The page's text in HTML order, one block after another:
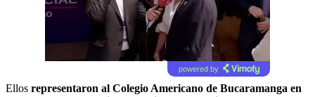
powered by
Ellos representaron al Colegio Americano de Bucaramanga en